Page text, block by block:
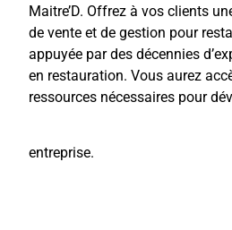
Maitre’D. Offrez à vos clients
de vente et de gestion pour
appuyée par des décennies
en restauration. Vous aurez
ressources nécessaires pour
entreprise.